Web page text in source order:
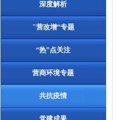
深度解析
"营改增“专题
“热”点关注
营商环境专题
共抗疫情